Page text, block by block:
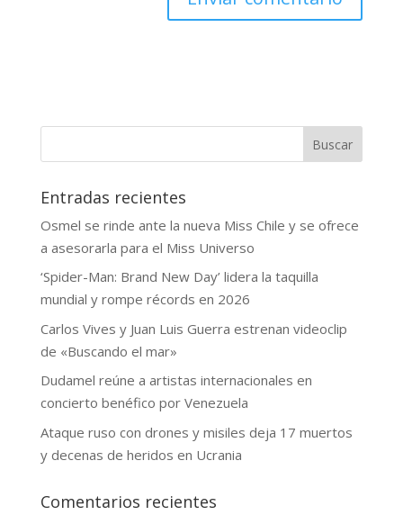
Buscar
Entradas recientes
Osmel se rinde ante la nueva Miss Chile y se ofrece
a asesorarla para el Miss Universo
‘Spider-Man: Brand New Day’ lidera la taquilla
mundial y rompe récords en 2026
Carlos Vives y Juan Luis Guerra estrenan videoclip
de «Buscando el mar»
Dudamel reúne a artistas internacionales en
concierto benéfico por Venezuela
Ataque ruso con drones y misiles deja 17 muertos
y decenas de heridos en Ucrania
Comentarios recientes